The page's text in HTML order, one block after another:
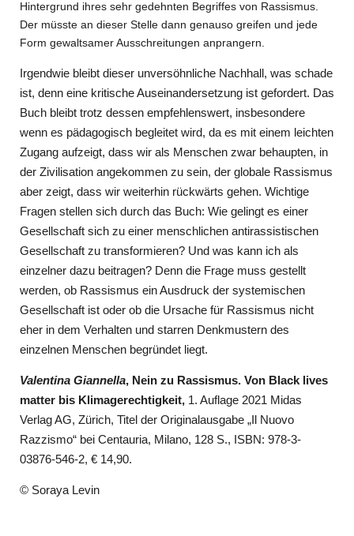
Hintergrund ihres sehr gedehnten Begriffes von Rassismus.
Der müsste an dieser Stelle dann genauso greifen und jede
Form gewaltsamer Ausschreitungen anprangern.
Irgendwie bleibt dieser unversöhnliche Nachhall, was schade
ist, denn eine kritische Auseinandersetzung ist gefordert. Das
Buch bleibt trotz dessen empfehlenswert, insbesondere
wenn es pädagogisch begleitet wird, da es mit einem leichten
Zugang aufzeigt, dass wir als Menschen zwar behaupten, in
der Zivilisation angekommen zu sein, der globale Rassismus
aber zeigt, dass wir weiterhin rückwärts gehen. Wichtige
Fragen stellen sich durch das Buch: Wie gelingt es einer
Gesellschaft sich zu einer menschlichen antirassistischen
Gesellschaft zu transformieren? Und was kann ich als
einzelner dazu beitragen? Denn die Frage muss gestellt
werden, ob Rassismus ein Ausdruck der systemischen
Gesellschaft ist oder ob die Ursache für Rassismus nicht
eher in dem Verhalten und starren Denkmustern des
einzelnen Menschen begründet liegt.
Valentina Giannella, Nein zu Rassismus. Von Black lives
matter bis Klimagerechtigkeit, 1. Auflage 2021 Midas
Verlag AG, Zürich, Titel der Originalausgabe „Il Nuovo
Razzismo“ bei Centauria, Milano, 128 S., ISBN: 978-3-
03876-546-2, € 14,90.
© Soraya Levin